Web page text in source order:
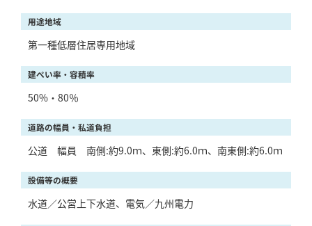
用途地域
第一種低層住居専用地域
建ぺい率・容積率
50%・80％
道路の幅員・私道負担
公道 幅員 南側:約9.0ｍ、東側:約6.0ｍ、南東側:約6.0ｍ
設備等の概要
水道／公営上下水道、電気／九州電力